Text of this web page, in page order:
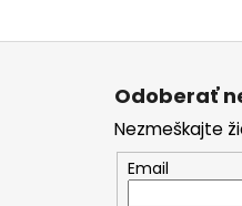
Odoberať
Nezmeškajte
Email